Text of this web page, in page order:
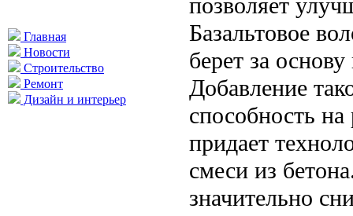
Главная
Новости
Строительство
Ремонт
Дизайн и интерьер
позволяет
Базальтовое
берет за
Добавление
способность
придает
смеси из
значительно